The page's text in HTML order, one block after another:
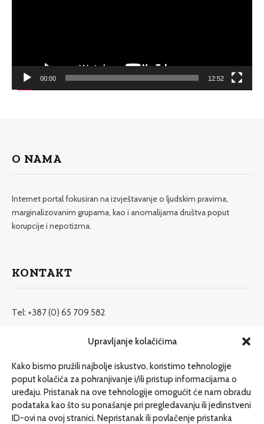
Upravljanje kolačićima
Kako bismo pružili najbolje iskustvo, koristimo tehnologije
poput kolačića za pohranjivanje i/ili pristup informacijama o
uređaju. Pristanak na ove tehnologije omogućit će nam obradu
podataka kao što su ponašanje pri pregledavanju ili jedinstveni
ID-ovi na ovoj stranici. Nepristanak ili povlačenje pristanka
00:00 12:52
O NAMA
Internet portal fokusiran na izvještavanje o ljudskim pravima,
marginalizovanim grupama, kao i anomalijama društva poput
korupcije i nepotizma.
KONTAKT
Tel: +387 (0) 65 709 582
redakcija@etrafika.net
Dosije
Drugi pišu